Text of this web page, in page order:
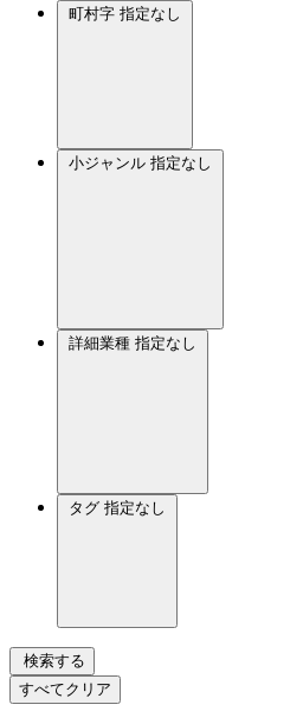
町村字 指定なし
小ジャンル 指定なし
詳細業種 指定なし
タグ 指定なし
検索する
すべてクリア